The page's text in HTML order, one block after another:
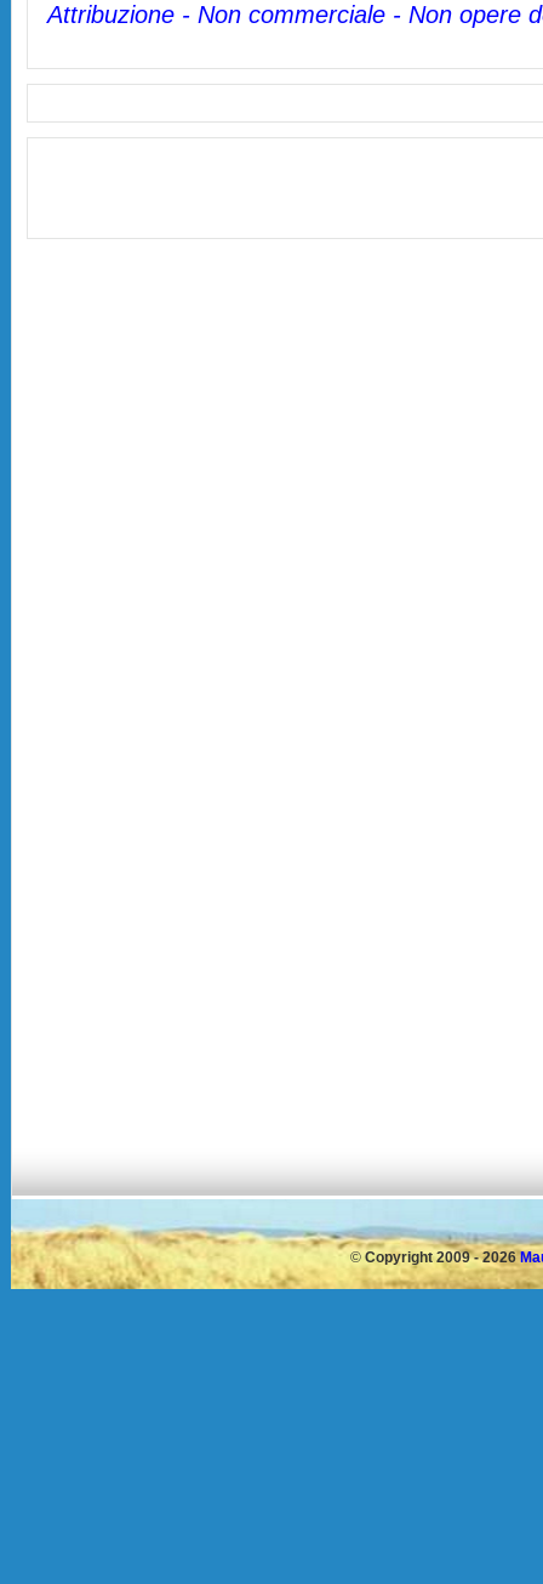
Attribuzione - Non commerciale - Non opere
© Copyright 2009 - 2026